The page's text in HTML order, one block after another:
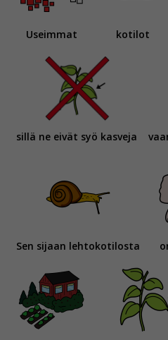
Useimmat kotilot
sillä ne eivät syö kasveja
Sen sijaan lehtokotilosta